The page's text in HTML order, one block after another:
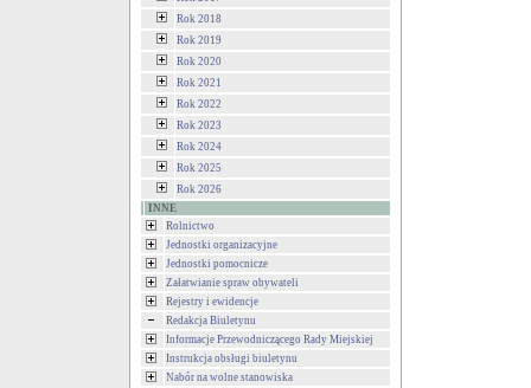
Rok 2018
Rok 2019
Rok 2020
Rok 2021
Rok 2022
Rok 2023
Rok 2024
Rok 2025
Rok 2026
INNE
Rolnictwo
Jednostki organizacyjne
Jednostki pomocnicze
Załatwianie spraw obywateli
Rejestry i ewidencje
Redakcja Biuletynu
Informacje Przewodniczącego Rady Miejskiej
Instrukcja obsługi biuletynu
Nabór na wolne stanowiska